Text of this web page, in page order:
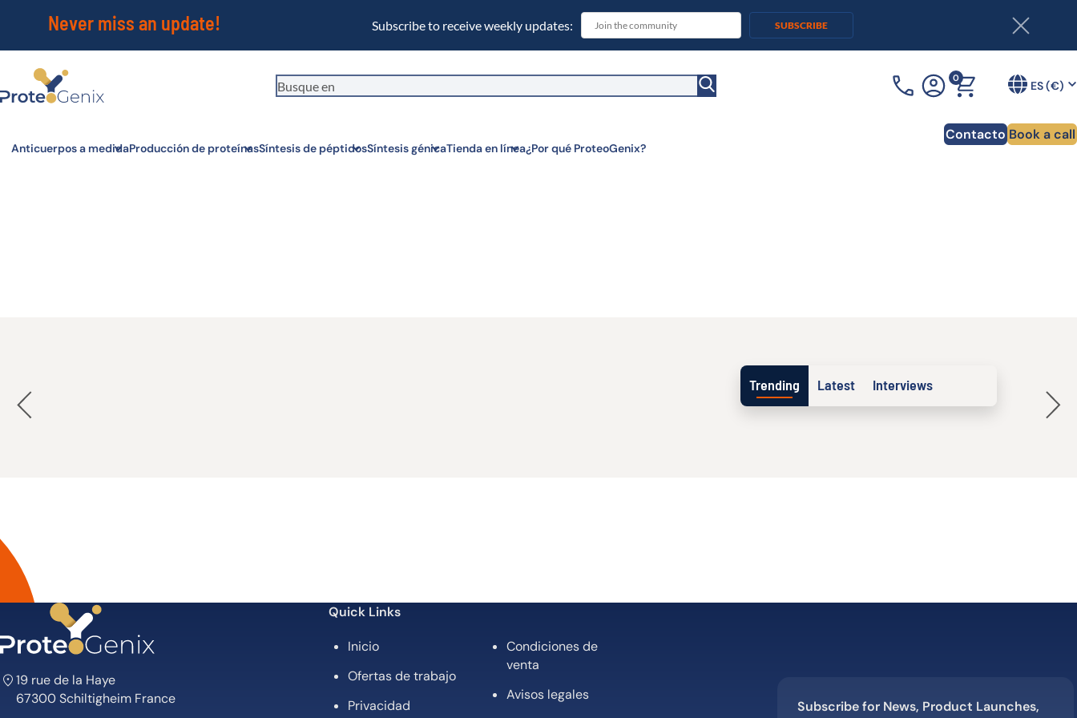
Never miss an update! Subscribe to receive weekly updates: SUBSCRIBE
local pricing and tax details in USD.
Close
+33 (0)3 90 20 54 70
0
ES (€)
Anticuerpos a medidaProducción de proteínasSíntesis de péptidosSíntesis génicaTienda en línea¿Por qué ProteoGenix?
Contacto Book a call
Herramientas – Proteogenix
Trending Latest Interviews
19 rue de la Haye
67300 Schiltigheim France
Quick Links
Inicio
Ofertas de trabajo
Privacidad
Condiciones de
venta
Avisos legales
Subscribe for News, Product Launches,